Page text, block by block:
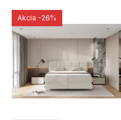
Akcia -26%